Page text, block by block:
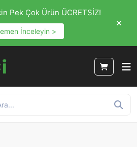
Pek Çok Ürün ÜCRETSİZ!
İnceleyin >